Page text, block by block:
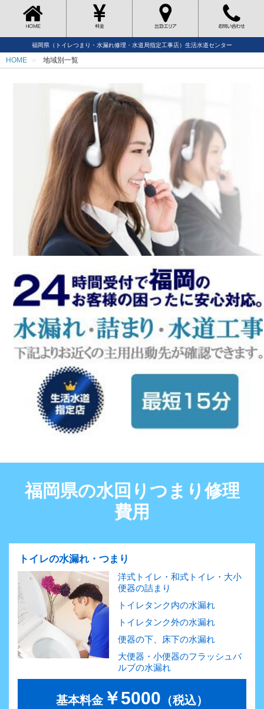
福岡県（トイレつまり・水漏れ修理・水道局指定工事店）生活水道センター
HOME 地域別一覧
福岡県の水回りつまり修理
費用
トイレの水漏れ・つまり
洋式トイレ・和式トイレ・大小
便器の詰まり
トイレタンク内の水漏れ
トイレタンク外の水漏れ
便器の下、床下の水漏れ
大便器・小便器のフラッシュバ
ルブの水漏れ
基本料金￥5000 （税込）